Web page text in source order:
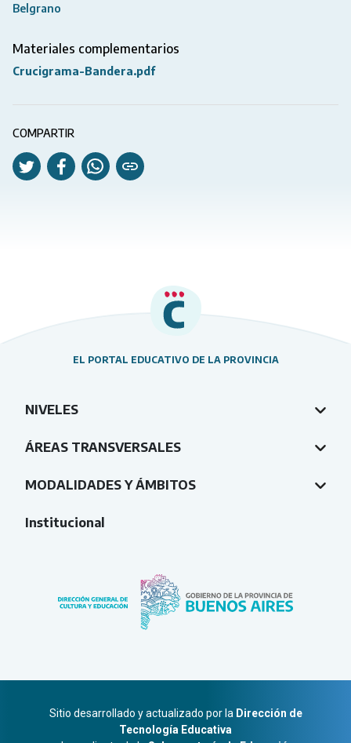
Belgrano
Materiales complementarios
Crucigrama-Bandera.pdf
COMPARTIR
EL PORTAL EDUCATIVO DE LA PROVINCIA
NIVELES
ÁREAS TRANSVERSALES
MODALIDADES Y ÁMBITOS
Institucional
Sitio desarrollado y actualizado por la Dirección de
Tecnología Educativa